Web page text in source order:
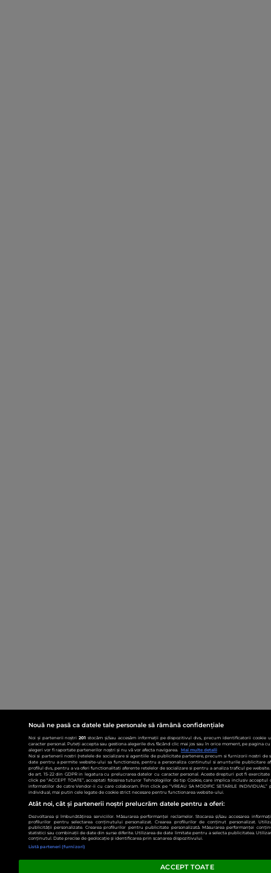
Nouă ne pasă ca datele tale personale să rămână confidențiale
Noi și partenerii noștri201 stocăm și/sau accesăm informații pe dispozitivul dvs., precum identificatorii
caracter personal. Puteți accepta sau gestiona alegerile dvs. făcând clic mai jos sau în orice moment, pe pagina
alegeri vor fi raportate partenerilor noștri și nu vă vor afecta navigarea.
Mai multe detalii
Noi si partenerii nostri (retelele de socializare si agentiile de publicitate partenere, precum si furnizorii nostri de
date pentru a permite website-ului sa functioneze, pentru a personaliza continutul si anunturile publicitare
profilul dvs., pentru a va oferi functionalitati aferente retelelor de socializare si pentru a analiza traficul pe
de art. 15-22 din GDPR in legatura cu prelucrarea datelor cu caracter personal. Aceste drepturi pot fi
click pe “ACCEPT TOATE”, acceptati folosirea tuturor Tehnologiilor de tip Cookie, care implica inclusiv acceptul
informatiilor de catre Vendor-ii cu care colaboram. Prin click pe “VREAU SA MODIFIC SETARILE
individual, mai putin cele legate de cookie strict necesare pentru functionarea website-ului.
Atât noi, cât și partenerii noștri prelucrăm datele pentru a oferi:
Dezvoltarea și îmbunătățirea serviciilor. Măsurarea performanței reclamelor. Stocarea și/sau accesarea
profilurilor pentru selectarea conținutului personalizat. Crearea profilurilor de conținut personalizat.
publicității personalizate. Crearea profilurilor pentru publicitate personalizată. Măsurarea performanței
statistici sau combinații de date din surse diferite. Utilizarea de date limitate pentru a selecta publicitatea.
conținutul. Date precise de geolocație și identificarea prin scanarea dispozitivului.
Listă parteneri (furnizori)
ACCEPT TOATE